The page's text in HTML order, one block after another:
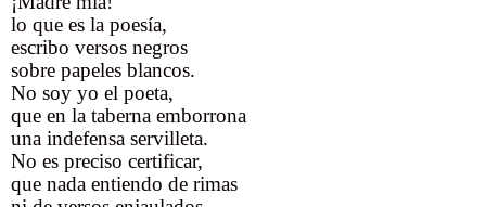
lo que es la poesía,
escribo versos negros
sobre papeles blancos.
No soy yo el poeta,
que en la taberna emborrona
una indefensa servilleta.
No es preciso certificar,
que nada entiendo de rimas